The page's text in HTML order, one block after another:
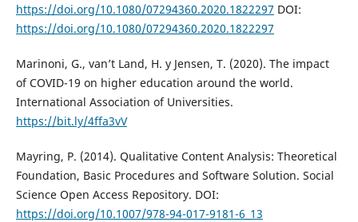
https://doi.org/10.1080/07294360.2020.1822297 DOI:
https://doi.org/10.1080/07294360.2020.1822297
Marinoni, G., van’t Land, H. y Jensen, T. (2020). The impact
of COVID-19 on higher education around the world.
International Association of Universities.
https://bit.ly/4ffa3vV
Mayring, P. (2014). Qualitative Content Analysis: Theoretical
Foundation, Basic Procedures and Software Solution. Social
Science Open Access Repository. DOI:
https://doi.org/10.1007/978-94-017-9181-6_13